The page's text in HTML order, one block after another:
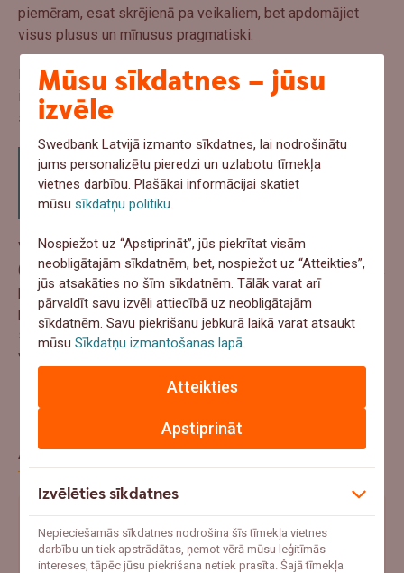
piemēram, esat skrējienā pa veikaliem, bet apdomājiet
visus plusus un mīnusus pragmatiski.
Kā vēl vienu nozīmīgu dimensiju ieguldījumu jomā jāizceļ
ilgtspējas jautājumu klātbūtne finanšu pakalpojumu
sniedzēja produktu klāstā.
Apzinoties, ka investīcijas ilgtspējīgos uzņēmumos
un nozarēs veido mūsu nākotni, mums katram ar
savu “balsojumu” par labu tam vai citam sadarbības
partnerim, ir iespējams veidot šo rītdienu.
Vēl jo vairāk tāpēc, ka ieguldījumi ilgtspējīgās nozarēs
(faktiski – uzņēmumos, kuri rūpējas par vides jautājumiem,
par kvalitatīvu pārvaldību un sociāla rakstura jautājumiem)
pēdējā laikā ir labāk nopelnījuši, nekā investīcijas tā
saucamajos tradicionālajās, jeb, pareizāk sakot, –
vakardienas nozarēs.
Aptauja
Ja šovasar notiktu negadījums un pēkšņi
vajadzētu 1000+ eur, ko tu darītu?
Mūsu sīkdatnes – jūsu
izvēle
Swedbank Latvijā izmanto sīkdatnes, lai nodrošinātu
jums personalizētu pieredzi un uzlabotu tīmekļa
vietnes darbību. Plašākai informācijai skatiet
mūsusīkdatņu politiku
Nospiežot uz “Apstiprināt”, jūs piekrītat visām
neobligātajām sīkdatnēm, bet, nospiežot uz “Atteikties”,
jūs atsakāties no šīm sīkdatnēm. Tālāk varat arī
pārvaldīt savu izvēli attiecībā uz neobligātajām
sīkdatnēm. Savu piekrišanu jebkurā laikā varat atsaukt
mūsuSīkdatņu izmantošanas lapā
Apstiprināt
Atteikties
Izvēlēties sīkdatnes
Nepieciešamās sīkdatnes nodrošina šīs tīmekļa vietnes
darbību un tiek apstrādātas, ņemot vērā mūsu leģitīmās
intereses, tāpēc jūsu piekrišana netiek prasīta. Šajā tīmekļa